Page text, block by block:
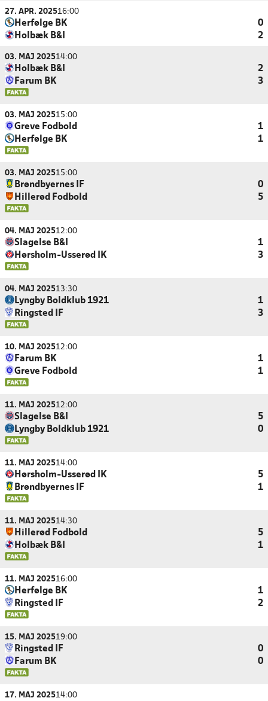
27. APR. 202516:00
Herfølge BK
0
Holbæk B&I
2
03. MAJ 202514:00
Holbæk B&I
2
Farum BK
3
03. MAJ 202515:00
Greve Fodbold
1
Herfølge BK
1
03. MAJ 202515:00
Brøndbyernes IF
0
Hillerød Fodbold
5
04. MAJ 202512:00
Slagelse B&I
1
Hørsholm-Usserød IK
3
04. MAJ 202513:30
Lyngby Boldklub 1921
1
Ringsted IF
3
10. MAJ 202512:00
Farum BK
1
Greve Fodbold
1
11. MAJ 202512:00
Slagelse B&I
5
Lyngby Boldklub 1921
0
11. MAJ 202514:00
Hørsholm-Usserød IK
5
Brøndbyernes IF
1
11. MAJ 202514:30
Hillerød Fodbold
5
Holbæk B&I
1
11. MAJ 202516:00
Herfølge BK
1
Ringsted IF
2
15. MAJ 202519:00
Ringsted IF
0
Farum BK
0
17. MAJ 202514:00